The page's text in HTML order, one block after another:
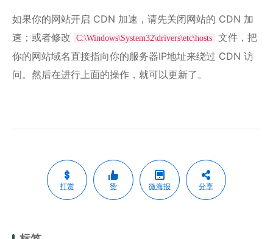
如果你的网站开启 CDN 加速，请先关闭网站的 CDN 加
速；或者修改
C:\Windows\System32\drivers\etc\hosts
文件，把
你的网站域名直接指向你的服务器IP地址来绕过 CDN 访
问。然后在进行上面的操作，就可以更新了。
打赏 赞 微海报 分享